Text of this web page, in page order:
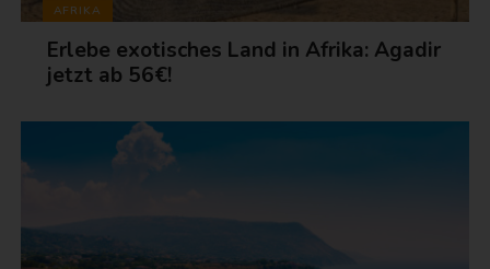
AFRIKA
Erlebe exotisches Land in Afrika: Agadir
jetzt ab 56€!